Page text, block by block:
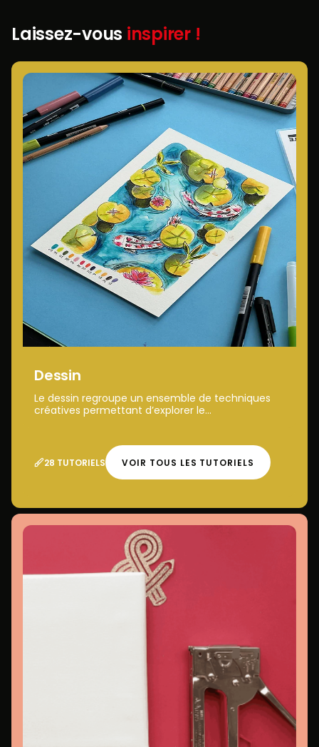
Laissez-vous inspirer !
Dessin
Le dessin regroupe un ensemble de techniques
créatives permettant d’explorer le...
28 TUTORIELS VOIR TOUS LES TUTORIELS